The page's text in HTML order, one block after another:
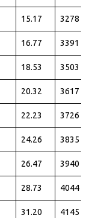
15.17 3278
16.77 3391
18.53 3503
20.32 3617
22.23 3726
24.26 3835
26.47 3940
28.73 4044
31.20 4145